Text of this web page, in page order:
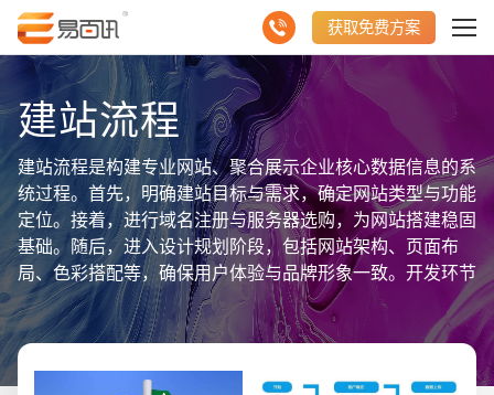
获取免费方案
建站流程
建站流程是构建专业网站、聚合展示企业核心数据信息的系
统过程。首先，明确建站目标与需求，确定网站类型与功能
定位。接着，进行域名注册与服务器选购，为网站搭建稳固
基础。随后，进入设计规划阶段，包括网站架构、页面布
局、色彩搭配等，确保用户体验与品牌形象一致。开发环节
则涵盖前端页面制作与后端逻辑开发，实现功能需求与数据
聚合。测试阶段验证网站稳定性与兼容性，确保无误后正式
上线。最后，持续进行网站维护与数据分析，优化用户体
验，聚合更多有价值信息，助力企业发展。整个流程注重细